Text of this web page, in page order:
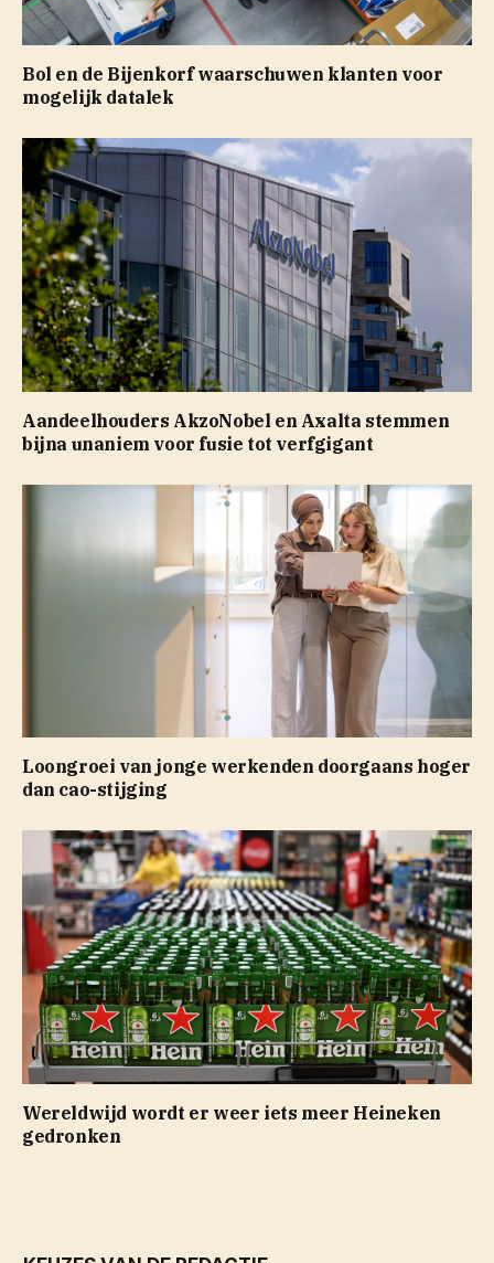
Bol en de Bijenkorf waarschuwen klanten voor
mogelijk datalek
Aandeelhouders AkzoNobel en Axalta stemmen
bijna unaniem voor fusie tot verfgigant
Loongroei van jonge werkenden doorgaans hoger
dan cao-stijging
Wereldwijd wordt er weer iets meer Heineken
gedronken